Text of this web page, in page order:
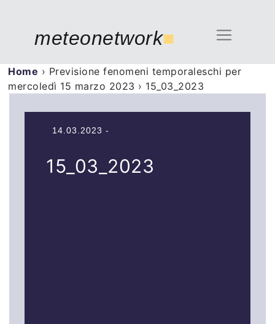
meteonetwork■
Home › Previsione fenomeni temporaleschi per
mercoledì 15 marzo 2023 › 15_03_2023
14.03.2023 -
15_03_2023